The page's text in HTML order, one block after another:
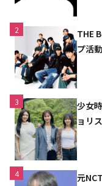
2
THE
プ活
3
少女
ョリ
4
元